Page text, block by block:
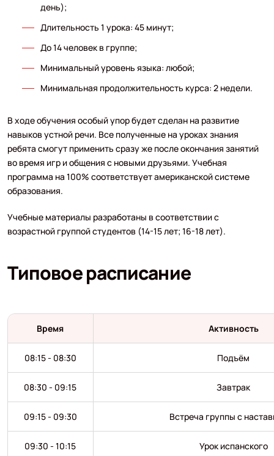
день);
Длительность 1 урока: 45 минут;
До 14 человек в группе;
Минимальный уровень языка: любой;
Минимальная продолжительность курса: 2 недели.
В ходе обучения особый упор будет сделан на развитие
навыков устной речи. Все полученные на уроках знания
ребята смогут применить сразу же после окончания занятий
во время игр и общения с новыми друзьями. Учебная
программа на 100% соответствует американской системе
образования.
Учебные материалы разработаны в соответствии с
возрастной группой студентов (14-15 лет; 16-18 лет).
Типовое расписание
Время Активность
08:15 - 08:30 Подъём
08:30 - 09:15 Завтрак
09:15 - 09:30 Встреча группы с
09:30 - 10:15 Урок испанского